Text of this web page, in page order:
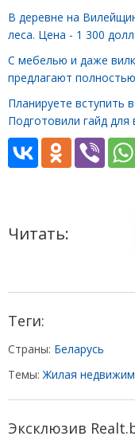
В деревне на
леса. Цена - 1 300
С мебелью и даже
предлагают
Планируете вступить
Подготовили гайд для
Читать:
Теги:
Страны: Беларусь
Темы: Жилая
Эксклюзив